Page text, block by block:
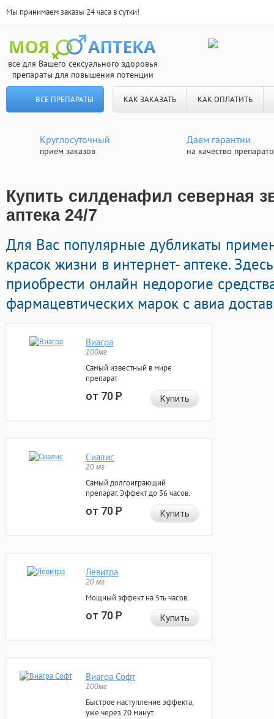
Мы принимаем заказы 24 часа в сутки!
все для Вашего сексуального здоровья
препараты для повышения потенции
ВСЕ ПРЕПАРАТЫ КАК ЗАКАЗАТЬ КАК ОПЛАТИТЬ
Круглосуточный
прием заказов
Даем гарантии
на качество
Купить силденафил северная
аптека 24/7
Для Вас популярные дубликаты
красок жизни в интернет- аптеке.
приобрести онлайн недорогие
фармацевтических марок с авиа
Виагра
100мг
Самый известный в мире
препарат
от 70Р Купить
Сиалис
20 мг
Самый долгоиграющий
препарат. Эффект до 36 часов.
от 70Р Купить
Левитра
20 мг
Мощный эффект на 5ть часов.
от 70Р Купить
Виагра Софт
100мг
Быстрое наступление эффекта,
уже через 20 минут.